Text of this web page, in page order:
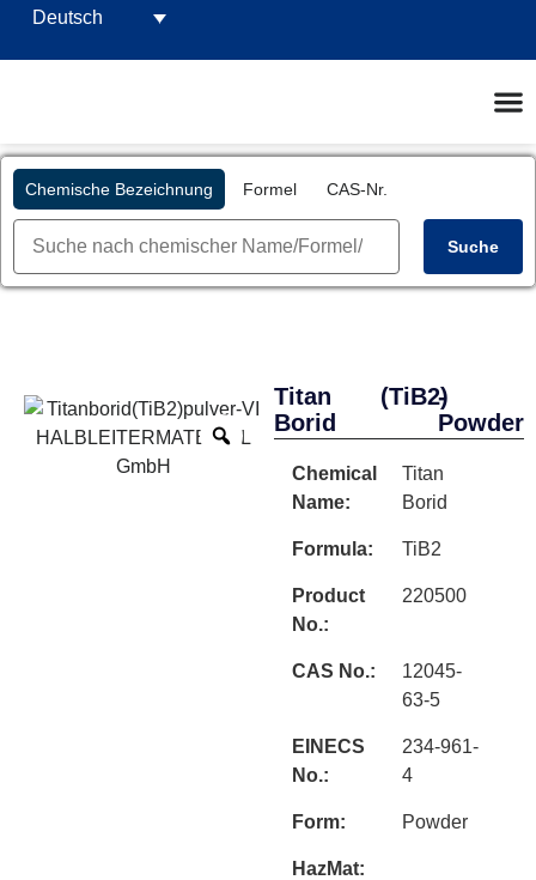
Deutsch
Chemische Bezeichnung Formel CAS-Nr.
Suche
Titan
Borid
(TiB2)
-
Powder
Chemical
Name:
Titan
Borid
Formula: TiB2
Product
No.:
220500
CAS No.:
12045-
63-5
EINECS
No.:
234-961-
4
Form: Powder
HazMat: